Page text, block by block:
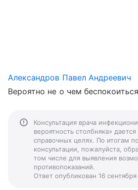
Александров Павел Андреевич
Вероятно не о чем
Консультация врача
вероятность столбняка»
справочных целях. По итогам
консультации, пожалуйста,
том числе для выявления
противопоказаний.
Ответ опубликован 16